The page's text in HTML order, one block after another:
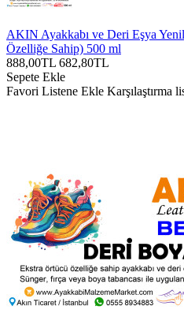
AKIN Ayakkabı ve Deri Eşya
Özelliğe Sahip) 500 ml
888,00TL 682,80TL
Sepete Ekle
Favori Listene Ekle Karşılaştırma